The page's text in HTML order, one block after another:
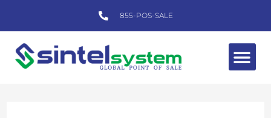
to
content
855-POS-SALE